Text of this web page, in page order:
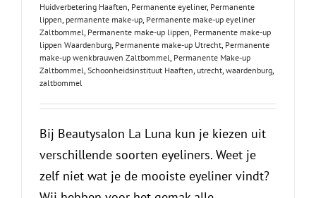
Huidverbetering Haaften Permanente eyeliner, Permanente
lippen permanente make-up Permanente make-up eyeliner
Zaltbommel Permanente make-up lippen Permanente make-up
lippen Waardenburg Permanente make-up Utrecht Permanente
make-up wenkbrauwen Zaltbommel Permanente Make-up
Zaltbommel Schoonheidsinstituut Haaften utrecht waardenburg
zaltbommel
Bij Beautysalon La Luna kun je kiezen uit
verschillende soorten eyeliners. Weet je
zelf niet wat je de mooiste eyeliner vindt?